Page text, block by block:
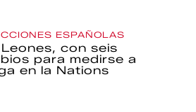
ESPAÑOLAS
con seis
para medirse a
en la Nations